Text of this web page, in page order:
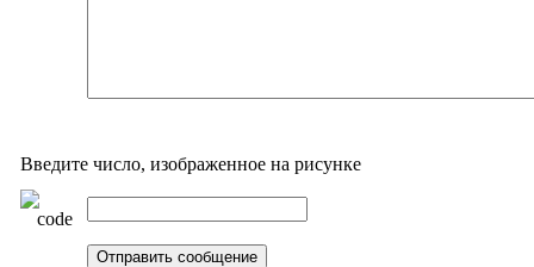
Введите число, изображенное на рисунке